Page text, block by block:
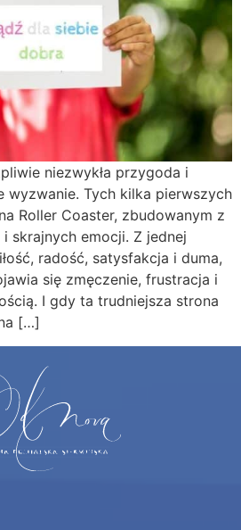
niezwykła przygoda i
wyzwanie. Tych kilka pierwszych
Roller Coaster, zbudowanym z
skrajnych emocji. Z jednej
radość, satysfakcja i duma,
się zmęczenie, frustracja i
I gdy ta trudniejsza strona
[…]